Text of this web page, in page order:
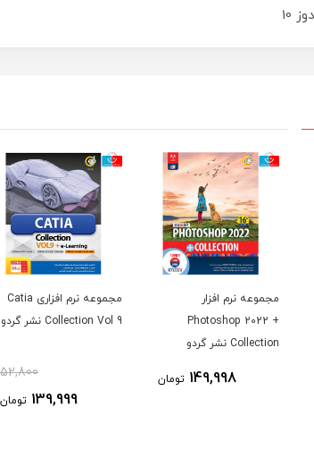
مجموعه نرم افزار
Photoshop 2022 +
Collection نشر گردو
149,998 تومان
مجموعه نرم افزاری Catia
Collection Vol 9 نشر گردو
52,800
139,999 تومان